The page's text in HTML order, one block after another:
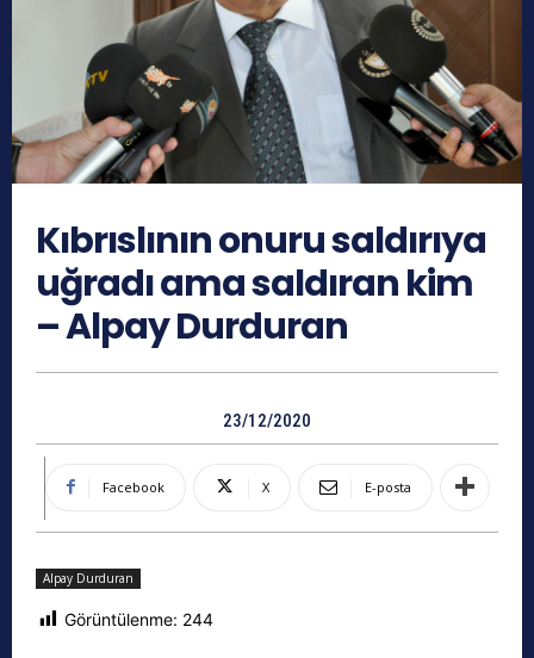
Kıbrıslının onuru saldırıya
uğradı ama saldıran kim
– Alpay Durduran
23/12/2020
Facebook X E-posta
Alpay Durduran
Görüntülenme: 244